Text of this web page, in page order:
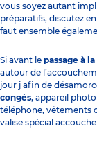
vous soyez autant
préparatifs, discutez
faut ensemble
Si avant le passage à
autour de
jour j afin de
congés, appareil
téléphone, vêtements
valise spécial